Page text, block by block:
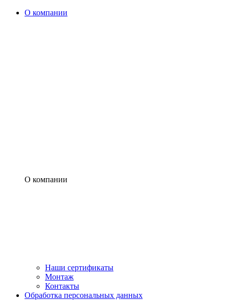
О компании
О компании
Наши сертификаты
Монтаж
Контакты
Обработка персональных данных